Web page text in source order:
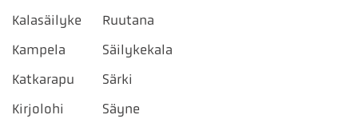
Kalasäilyke
Kampela
Katkarapu
Kirjolohi
Ruutana
Säilykekala
Särki
Säyne